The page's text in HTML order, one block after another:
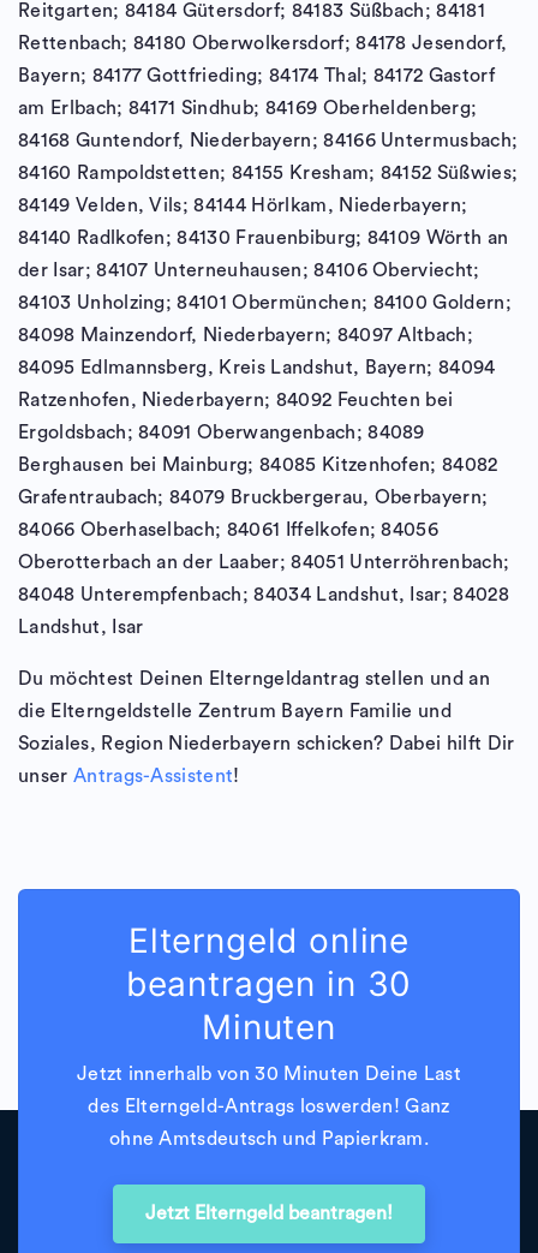
Reitgarten; 84184 Gütersdorf; 84183 Süßbach; 84181
Rettenbach; 84180 Oberwolkersdorf; 84178 Jesendorf,
Bayern; 84177 Gottfrieding; 84174 Thal; 84172 Gastorf
am Erlbach; 84171 Sindhub; 84169 Oberheldenberg;
84168 Guntendorf, Niederbayern; 84166 Untermusbach;
84160 Rampoldstetten; 84155 Kresham; 84152 Süßwies;
84149 Velden, Vils; 84144 Hörlkam, Niederbayern;
84140 Radlkofen; 84130 Frauenbiburg; 84109 Wörth an
der Isar; 84107 Unterneuhausen; 84106 Oberviecht;
84103 Unholzing; 84101 Obermünchen; 84100 Goldern;
84098 Mainzendorf, Niederbayern; 84097 Altbach;
84095 Edlmannsberg, Kreis Landshut, Bayern; 84094
Ratzenhofen, Niederbayern; 84092 Feuchten bei
Ergoldsbach; 84091 Oberwangenbach; 84089
Berghausen bei Mainburg; 84085 Kitzenhofen; 84082
Grafentraubach; 84079 Bruckbergerau, Oberbayern;
84066 Oberhaselbach; 84061 Iffelkofen; 84056
Oberotterbach an der Laaber; 84051 Unterröhrenbach;
84048 Unterempfenbach; 84034 Landshut, Isar; 84028
Landshut, Isar
Du möchtest Deinen Elterngeldantrag stellen und an
die Elterngeldstelle Zentrum Bayern Familie und
Soziales, Region Niederbayern schicken? Dabei hilft Dir
unser Antrags-Assistent!
Elterngeld online
beantragen in 30
Minuten
Jetzt innerhalb von 30 Minuten Deine Last
des Elterngeld-Antrags loswerden! Ganz
ohne Amtsdeutsch und Papierkram.
Jetzt Elterngeld beantragen!